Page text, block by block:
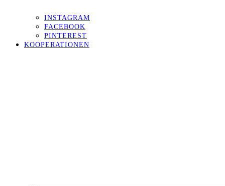
INSTAGRAM
FACEBOOK
PINTEREST
KOOPERATIONEN